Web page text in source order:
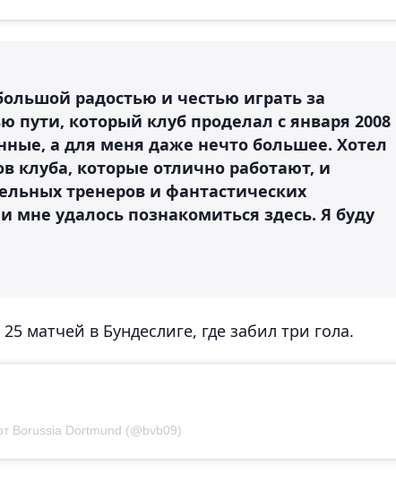
радостью и честью играть за
пути, который клуб проделал с января 2008
а для меня даже нечто большее. Хотел
клуба, которые отлично работают, и
тренеров и фантастических
удалось познакомиться здесь. Я буду
матчей в Бундеслиге, где забил три гола.
Borussia Dortmund (@bvb09)